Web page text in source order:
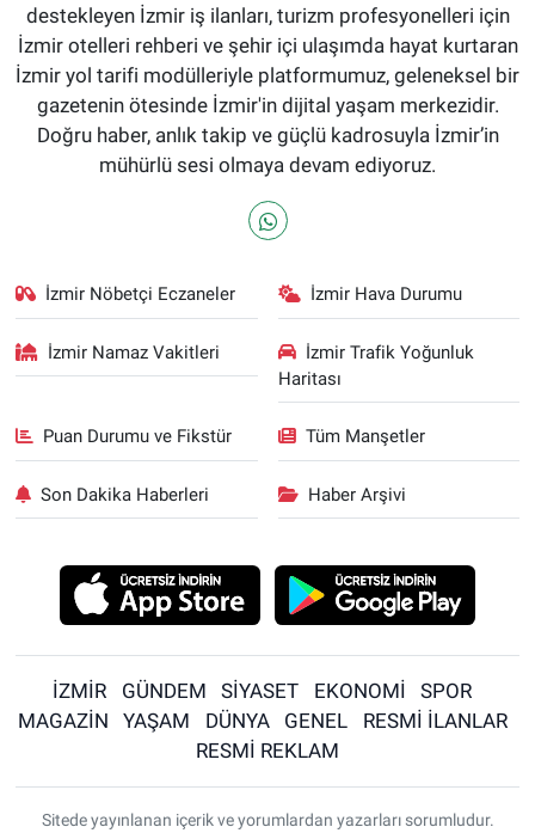
destekleyen İzmir iş ilanları, turizm profesyonelleri için
İzmir otelleri rehberi ve şehir içi ulaşımda hayat kurtaran
İzmir yol tarifi modülleriyle platformumuz, geleneksel bir
gazetenin ötesinde İzmir'in dijital yaşam merkezidir.
Doğru haber, anlık takip ve güçlü kadrosuyla İzmir’in
mühürlü sesi olmaya devam ediyoruz.
İzmir Nöbetçi Eczaneler İzmir Hava Durumu
İzmir Namaz Vakitleri
İzmir Trafik Yoğunluk
Haritası
Puan Durumu ve Fikstür Tüm Manşetler
Son Dakika Haberleri Haber Arşivi
İZMİR GÜNDEM SİYASET EKONOMİ
SPOR
MAGAZİN
YAŞAM DÜNYA GENEL
RESMİ İLANLAR
RESMİ REKLAM
Sitede yayınlanan içerik ve yorumlardan yazarları sorumludur.